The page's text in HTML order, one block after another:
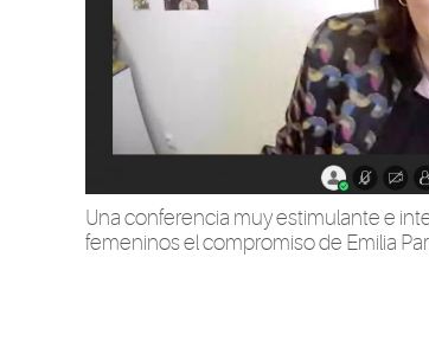
Una conferencia muy estimulante e
femeninos el compromiso de Emilia